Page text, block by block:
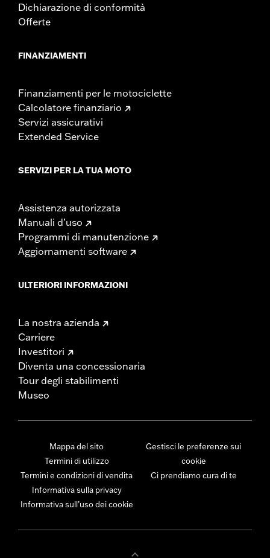
Dichiarazione di conformità
Offerte
FINANZIAMENTI
Finanziamenti per le motociclette
Calcolatore finanziario
Servizi assicurativi
Extended Service
SERVIZI PER LA TUA MOTO
Assistenza autorizzata
Manuali d’uso
Programmi di manutenzione
Aggiornamenti software
ULTERIORI INFORMAZIONI
La nostra azienda
Carriere
Investitori
Diventa una concessionaria
Tour degli stabilimenti
Museo
Mappa del sito
Termini di utilizzo
Termini e condizioni di vendita
Informativa sulla privacy
Informativa sull’uso dei cookie
Gestisci le preferenze sui
cookie
Ci prendiamo cura di te